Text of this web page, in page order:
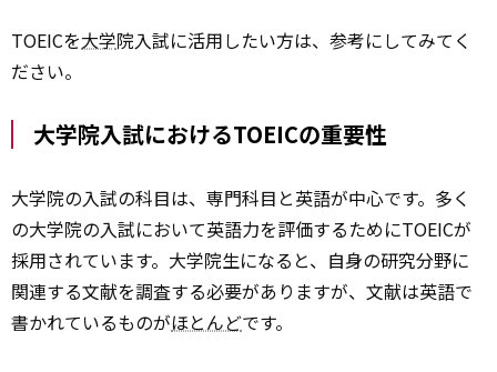
TOEICを大学院入試に活用したい方は、参考にしてみてく
ださい。
大学院入試におけるTOEICの重要性
大学院の入試の科目は、専門科目と英語が中心です。多く
の大学院の入試において英語力を評価するためにTOEICが
採用されています。大学院生になると、自身の研究分野に
関連する文献を調査する必要がありますが、文献は英語で
書かれているものがほとんどです。